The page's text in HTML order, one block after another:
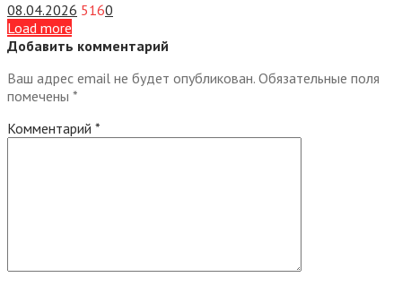
08.04.2026 5160
Load more
Добавить комментарий
Ваш адрес email не будет опубликован. Обязательные поля
помечены *
Комментарий *